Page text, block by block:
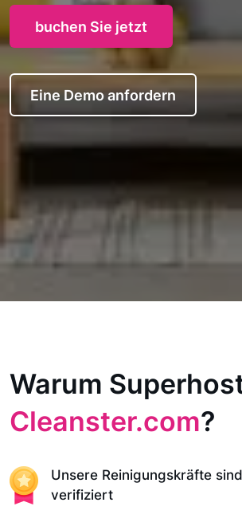
buchen Sie jetzt
Eine Demo anfordern
Warum
Cleanster.com?
Unsere Reinigungskräfte
verifiziert